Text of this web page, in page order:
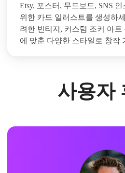
Etsy, 포스터, 무드보드, SNS
위한 카드 일러스트를 생성하
려한 빈티지, 커스텀 조커 아트
에 맞춘 다양한 스타일로 창작
사용자